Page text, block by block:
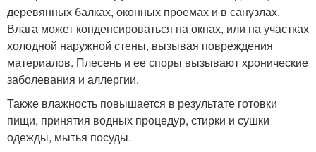
деревянных балках, оконных проемах и в санузлах.
Влага может конденсироваться на окнах, или на участках
холодной наружной стены, вызывая повреждения
материалов. Плесень и ее споры вызывают хронические
заболевания и аллергии.
Также влажность повышается в результате готовки
пищи, принятия водных процедур, стирки и сушки
одежды, мытья посуды.